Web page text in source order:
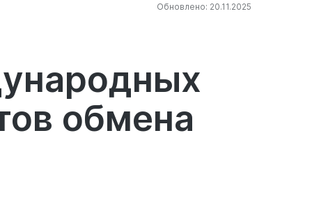
Обновлено: 20.11.2025
обмена